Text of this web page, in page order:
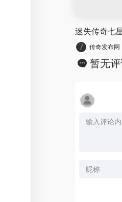
迷失传奇七
传奇发布网
暂无